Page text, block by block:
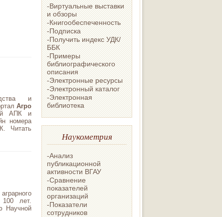
и
Агро
АПК и
номера
Читать
лет.
Научной
-Виртуальные выставки
и обзоры
-Книгообеспеченность
-Подписка
-Получить индекс УДК/
ББК
-Примеры
библиографического
описания
-Электронные ресурсы
-Электронный каталог
-Электронная
библиотека
Наукометрия
-Анализ
публикационной
активности ВГАУ
-Сравнение
показателей
организаций
-Показатели
сотрудников